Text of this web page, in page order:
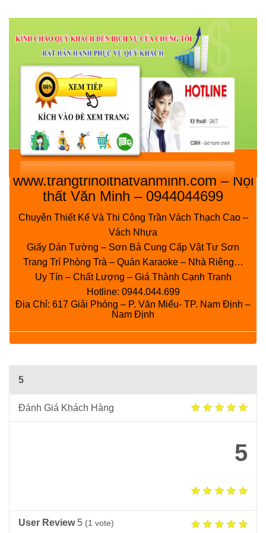
www.trangtrinoithatvanminh.com – Nội
thất Văn Minh – 0944044699
Chuyên Thiết Kế Và Thi Công Trần Vách Thạch Cao –
Vách Nhựa
Giấy Dán Tường – Sơn Bả Cung Cấp Vật Tư Sơn
Trang Trí Phòng Trà – Quán Karaoke – Nhà Riêng…
Uy Tín – Chất Lượng – Giá Thành Cạnh Tranh
Hotline: 0944.044.699
Địa Chỉ: 617 Giải Phóng – P. Văn Miếu- TP. Nam Định –
Nam Định
5
Đánh Giá Khách Hàng
5
User Review 5 (1 vote)